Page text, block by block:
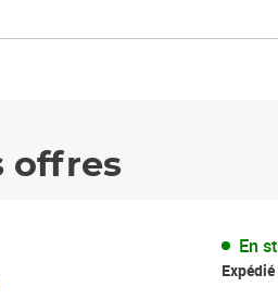
offres
En